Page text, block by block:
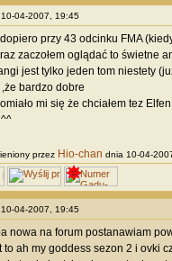
10-04-2007, 19:45
przy 43 odcinku FMA
zaczołem oglądać to świetne
jest tylko jeden tom niestety
,że bardzo dobre
mi się że chciałem tez
przez Hio-chan dnia 10-04-
10-04-2007, 19:45
nowa na forum postanawiam
to ah my goddess sezon 2 i ovki